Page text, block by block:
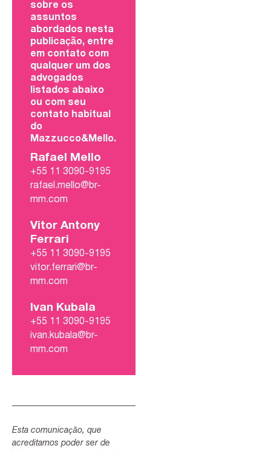
sobre os
assuntos
abordados nesta
publicação, entre
em contato com
qualquer um dos
advogados
listados abaixo
ou com seu
contato habitual
do
Mazzucco&Mello.
Rafael Mello
+55 11 3090-9195
rafael.mello@br-
mm.com
Vitor Antony
Ferrari
+55 11 3090-9195
vitor.ferrari@br-
mm.com
Ivan Kubala
+55 11 3090-9195
ivan.kubala@br-
mm.com
Esta comunicação, que
acreditamos poder ser de